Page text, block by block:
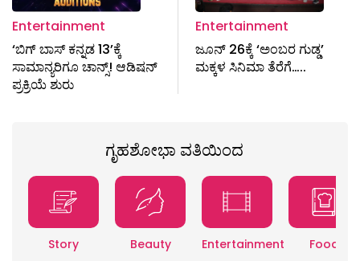
Entertainment
‘ಬಿಗ್ ಬಾಸ್ ಕನ್ನಡ 13’ಕ್ಕೆ
ಸಾಮಾನ್ಯರಿಗೂ ಚಾನ್ಸ್! ಆಡಿಷನ್
ಪ್ರಕ್ರಿಯೆ ಶುರು
Entertainment
ಜೂನ್ 26ಕ್ಕೆ ‘ಅಂಬರ ಗುಡ್ಡ’
ಮಕ್ಕಳ ಸಿನಿಮಾ ತೆರೆಗೆ…..
ಗೃಹಶೋಭಾ ವತಿಯಿಂದ
Story Beauty Entertainment Food